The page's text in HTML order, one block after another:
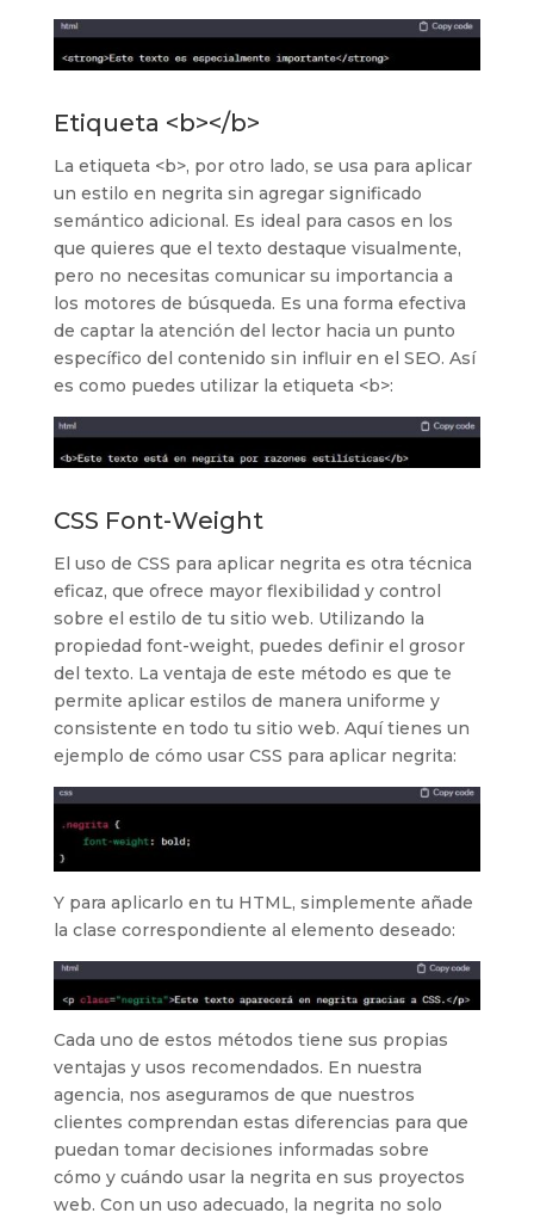
Etiqueta <b></b>
La etiqueta <b>, por otro lado, se usa para aplicar
un estilo en negrita sin agregar significado
semántico adicional. Es ideal para casos en los
que quieres que el texto destaque visualmente,
pero no necesitas comunicar su importancia a
los motores de búsqueda. Es una forma efectiva
de captar la atención del lector hacia un punto
específico del contenido sin influir en el SEO. Así
es como puedes utilizar la etiqueta <b>:
CSS Font-Weight
El uso de CSS para aplicar negrita es otra técnica
eficaz, que ofrece mayor flexibilidad y control
sobre el estilo de tu sitio web. Utilizando la
propiedad font-weight, puedes definir el grosor
del texto. La ventaja de este método es que te
permite aplicar estilos de manera uniforme y
consistente en todo tu sitio web. Aquí tienes un
ejemplo de cómo usar CSS para aplicar negrita:
Y para aplicarlo en tu HTML, simplemente añade
la clase correspondiente al elemento deseado:
Cada uno de estos métodos tiene sus propias
ventajas y usos recomendados. En nuestra
agencia, nos aseguramos de que nuestros
clientes comprendan estas diferencias para que
puedan tomar decisiones informadas sobre
cómo y cuándo usar la negrita en sus proyectos
web. Con un uso adecuado, la negrita no solo